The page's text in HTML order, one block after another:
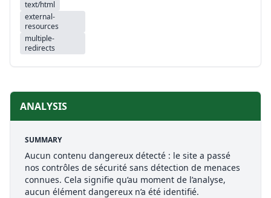
text/html
external-
resources
multiple-
redirects
ANALYSIS
SUMMARY
Aucun contenu dangereux détecté : le site a passé
nos contrôles de sécurité sans détection de menaces
connues. Cela signifie qu’au moment de l’analyse,
aucun élément dangereux n’a été identifié.